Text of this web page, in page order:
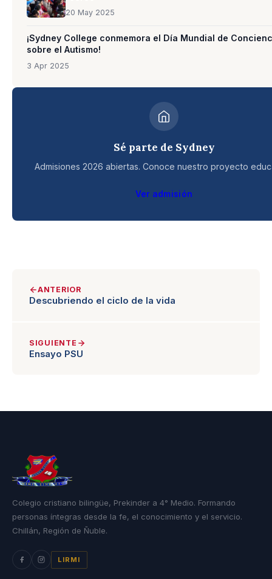
20 May 2025
¡Sydney College conmemora el Día Mundial de
sobre el Autismo!
3 Apr 2025
Sé parte de Sydney
Admisiones 2026 abiertas. Conoce nuestro proyecto
Ver admisión
ANTERIOR
Descubriendo el ciclo de la vida
SIGUIENTE
Ensayo PSU
Colegio cristiano bilingüe, Prekinder a 4° Medio. Formando
personas íntegras desde la fe, el conocimiento y el servicio.
Chillán, Región de Ñuble.
LIRMI